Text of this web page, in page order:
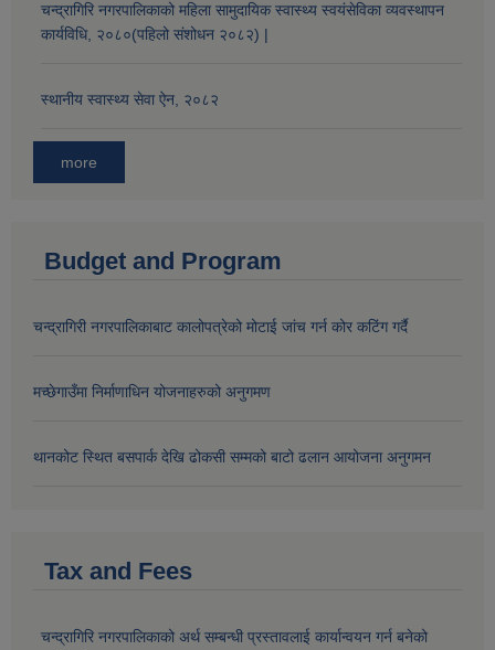
चन्द्रागिरि नगरपालिकाको महिला सामुदायिक स्वास्थ्य स्वयंसेविका व्यवस्थापन
कार्यविधि, २०८०(पहिलो संशोधन २०८२) |
स्थानीय स्वास्थ्य सेवा ऐन, २०८२
more
Budget and Program
चन्द्रागिरी नगरपालिकाबाट कालोपत्रेको मोटाई जांच गर्न कोर कटिंग गर्दै
मच्छेगाउँमा निर्माणाधिन योजनाहरुको अनुगमण
थानकोट स्थित बसपार्क देखि ढोकसी सम्मको बाटो ढलान आयोजना अनुगमन
Tax and Fees
चन्द्रागिरि नगरपालिकाको अर्थ सम्बन्धी प्रस्तावलाई कार्यान्वयन गर्न बनेको